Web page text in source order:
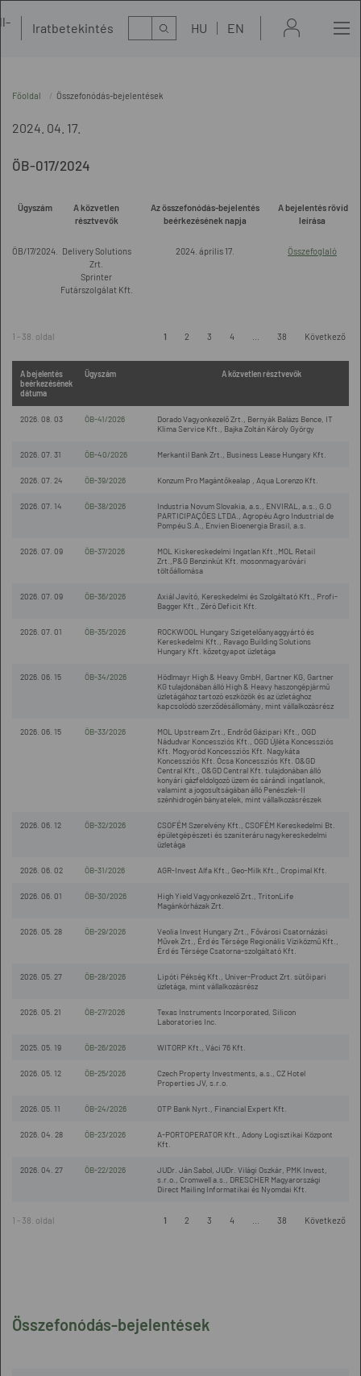
Iratbetekintés Kereső HU EN
Összefonódás-bejelentések
Főoldal Összefonódás-bejelentések
2024. 04. 17.
ÖB-017/2024
Ügyszám
A közvetlen
résztvevők
Az összefonódás-bejelentés
beérkezésének napja
A bejelentés rövid
leírása
ÖB/17/2024.
Delivery Solutions
Zrt.
Sprinter
Futárszolgálat Kft.
2024. április 17. Összefoglaló
1 - 38. oldal 1 2 3 4 38 Következő
A bejelentés
beérkezésének
dátuma
Ügyszám A közvetlen résztvevők
2026. 08. 03 ÖB-41/2026
Dorado Vagyonkezelő Zrt., Bernyák Balázs Bence, IT
Klima Service Kft., Bajka Zoltán Károly György
2026. 07. 31 ÖB-40/2026 Merkantil Bank Zrt., Business Lease Hungary Kft.
2026. 07. 24 ÖB-39/2026 Konzum Pro Magántőkealap , Aqua Lorenzo Kft.
2026. 07. 14 ÖB-38/2026
Industria Novum Slovakia, a.s., ENVIRAL, a.s., G.O
PARTICIPAÇÕES LTDA., Agropéu Agro Industrial de
Pompéu S.A., Envien Bioenergia Brasil, a.s.
2026. 07. 09 ÖB-37/2026
MOL Kiskereskedelmi Ingatlan Kft.,MOL Retail
Zrt.,P&G Benzinkút Kft. mosonmagyaróvári
töltőállomása
2026. 07. 09 ÖB-36/2026
Axiál Javító, Kereskedelmi és Szolgáltató Kft., Profi-
Bagger Kft., Zéró Deficit Kft.
2026. 07. 01 ÖB-35/2026
ROCKWOOL Hungary Szigetelőanyaggyártó és
Kereskedelmi Kft., Ravago Building Solutions
Hungary Kft. kőzetgyapot üzletága
2026. 06. 15 ÖB-34/2026
Hödlmayr High & Heavy GmbH, Gartner KG, Gartner
KG tulajdonában álló High & Heavy haszongépjármű
üzletágához tartozó eszközök és az üzletághoz
kapcsolódó szerződésállomány, mint vállalkozásrész
2026. 06. 15 ÖB-33/2026
MOL Upstream Zrt., Endrőd Gázipari Kft., OGD
Nádudvar Koncessziós Kft., OGD Újléta Koncessziós
Kft. Mogyoród Koncessziós Kft. Nagykáta
Koncessziós Kft. Ócsa Koncessziós Kft. O&GD
Central Kft., O&GD Central Kft. tulajdonában álló
konyári gázfeldolgozó üzem és sárándi ingatlanok,
valamint a jogosultságában álló Penészlek-II
szénhidrogén bányatelek, mint vállalkozásrészek
2026. 06. 12 ÖB-32/2026
CSOFÉM Szerelvény Kft., CSOFÉM Kereskedelmi Bt.
épületgépészeti és szaniteráru nagykereskedelmi
üzletága
2026. 06. 02 ÖB-31/2026 AGR-Invest Alfa Kft., Geo-Milk Kft., Cropimal Kft.
2026. 06. 01 ÖB-30/2026
High Yield Vagyonkezelő Zrt., TritonLife
Magánkórházak Zrt.
2026. 05. 28 ÖB-29/2026
Veolia Invest Hungary Zrt., Fővárosi Csatornázási
Művek Zrt., Érd és Térsége Regionális Víziközmű Kft.,
Érd és Térsége Csatorna-szolgáltató Kft.
2026. 05. 27 ÖB-28/2026
Lipóti Pékség Kft., Univer-Product Zrt. sütőipari
üzletága, mint vállalkozásrész
2026. 05. 21 ÖB-27/2026
Texas Instruments Incorporated, Silicon
Laboratories Inc.
2025. 05. 19 ÖB-26/2026 WITORP Kft., Váci 76 Kft.
2026. 05. 12 ÖB-25/2026
Czech Property Investments, a.s., CZ Hotel
Properties JV, s.r.o.
2026. 05. 11 ÖB-24/2026 OTP Bank Nyrt., Financial Expert Kft.
2026. 04. 28 ÖB-23/2026
A-PORTOPERATOR Kft., Adony Logisztikai Központ
Kft.
2026. 04. 27 ÖB-22/2026
JUDr. Ján Sabol, JUDr. Világi Oszkár, PMK Invest,
s.r.o., Cromwell a.s., DRESCHER Magyarországi
Direct Mailing Informatikai és Nyomdai Kft.
1 - 38. oldal 1 2 3 4 38 Következő